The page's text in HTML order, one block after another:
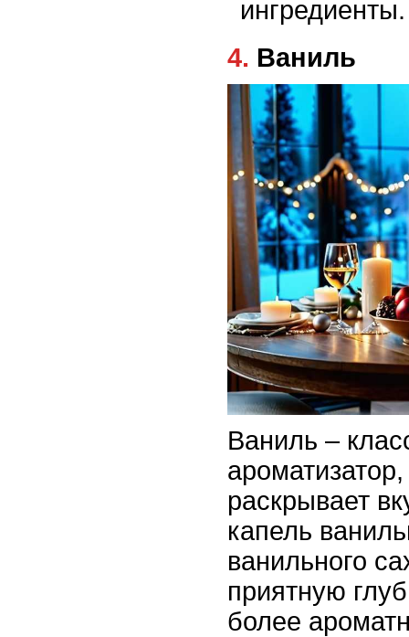
ингредиенты.
4. Ваниль
Ваниль –
раскрывает
капель
ванильного
приятную
более